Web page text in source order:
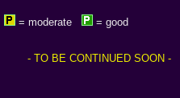
= moderate = good
- TO BE CONTINUED SOON -